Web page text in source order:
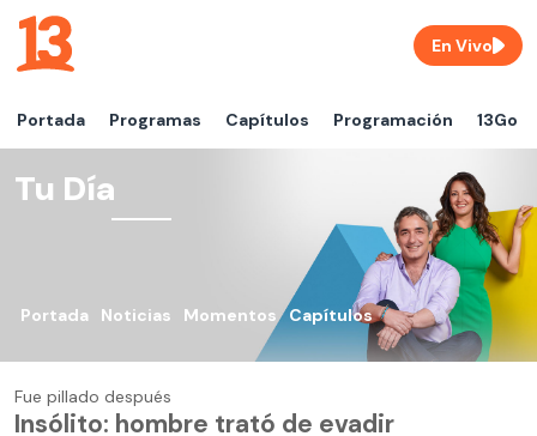
Portada Programas Capítulos Programación 13Go
En Vivo
Tu Día
Portada Noticias Momentos Capítulos
Fue pillado después
Insólito: hombre trató de evadir